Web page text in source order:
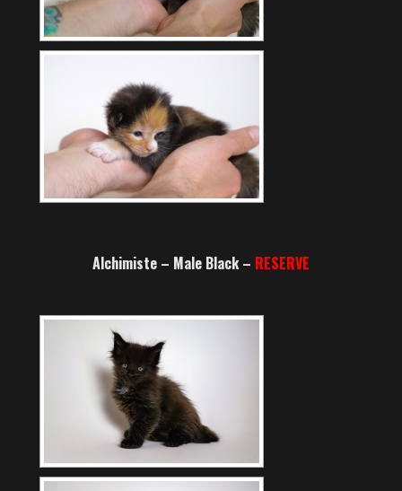
Alchimiste – Male Black – RESERVE